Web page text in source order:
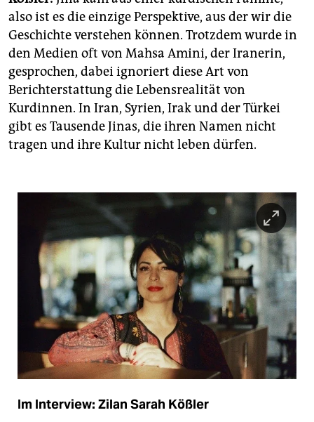
also ist es die einzige Perspektive, aus der wir die
Geschichte verstehen können. Trotzdem wurde in
den Medien oft von Mahsa Amini, der Iranerin,
gesprochen, dabei ignoriert diese Art von
Berichterstattung die Lebensrealität von
Kurdinnen. In Iran, Syrien, Irak und der Türkei
gibt es Tausende Jinas, die ihren Namen nicht
tragen und ihre Kultur nicht leben dürfen.
Im Interview: Zilan Sarah Kößler